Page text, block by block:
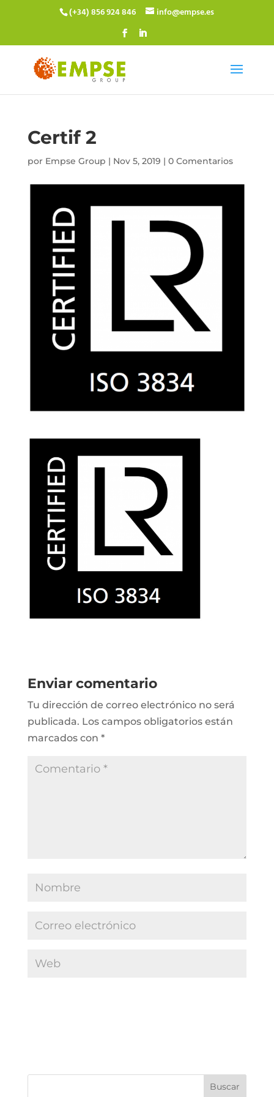
(+34) 856 924 846 info@empse.es
Certif 2
por Empse Group | Nov 5, 2019 | 0 Comentarios
Enviar comentario
Tu dirección de correo electrónico no será
publicada. Los campos obligatorios están
marcados con *